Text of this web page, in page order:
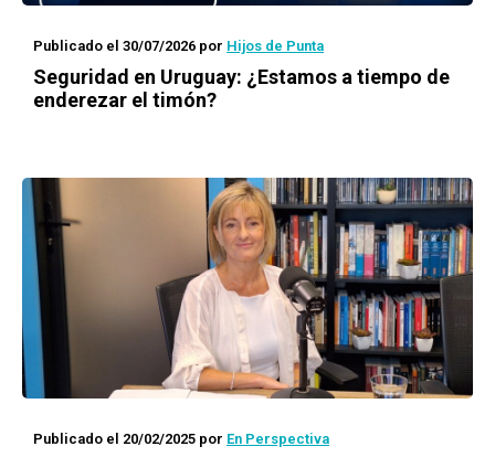
Publicado el 30/07/2026 por Hijos de Punta
Seguridad en Uruguay: ¿Estamos a tiempo de
enderezar el timón?
Publicado el 20/02/2025 por En Perspectiva